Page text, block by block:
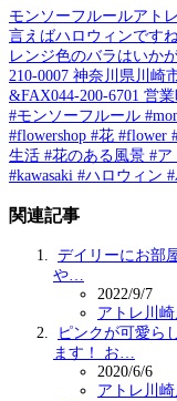
モンソーフルールアト
言えばハロウィンです
レンジ色のバラは
210-0007 神奈川県川崎
&FAX044-200-6701
#モンソーフルール
#flowershop #花
生活 #花のある風景 #ア
#kawasaki #ハロウィン
関連記事
デイリーにお部
や…
2022/9/7
アトレ川
ピンクが可愛ら
ます！ お…
2020/6/6
アトレ川